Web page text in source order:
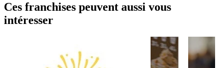
Ces franchises peuvent aussi vous
intéresser